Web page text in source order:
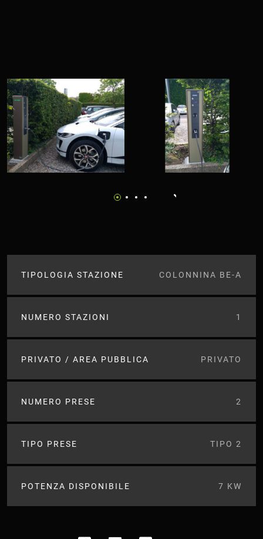
TIPOLOGIA STAZIONE COLONNINA BE-A
NUMERO STAZIONI 1
PRIVATO / AREA PUBBLICA PRIVATO
NUMERO PRESE 2
TIPO PRESE TIPO 2
POTENZA DISPONIBILE 7 KW